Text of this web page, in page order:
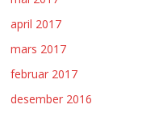
april 2017
mars 2017
februar 2017
desember 2016